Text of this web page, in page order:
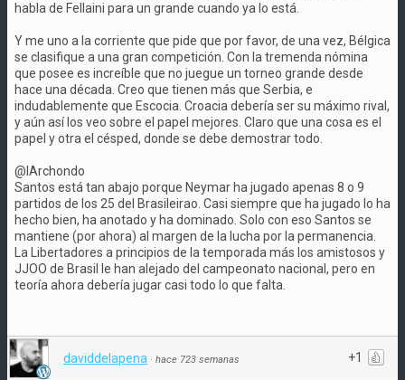
habla de Fellaini para un grande cuando ya lo está.
Y me uno a la corriente que pide que por favor, de una vez, Bélgica
se clasifique a una gran competición. Con la tremenda nómina
que posee es increíble que no juegue un torneo grande desde
hace una década. Creo que tienen más que Serbia, e
indudablemente que Escocia. Croacia debería ser su máximo rival,
y aún así los veo sobre el papel mejores. Claro que una cosa es el
papel y otra el césped, donde se debe demostrar todo.
@IArchondo
Santos está tan abajo porque Neymar ha jugado apenas 8 o 9
partidos de los 25 del Brasileirao. Casi siempre que ha jugado lo ha
hecho bien, ha anotado y ha dominado. Solo con eso Santos se
mantiene (por ahora) al margen de la lucha por la permanencia.
La Libertadores a principios de la temporada más los amistosos y
JJOO de Brasil le han alejado del campeonato nacional, pero en
teoría ahora debería jugar casi todo lo que falta.
+1
daviddelapena · hace 723 semanas